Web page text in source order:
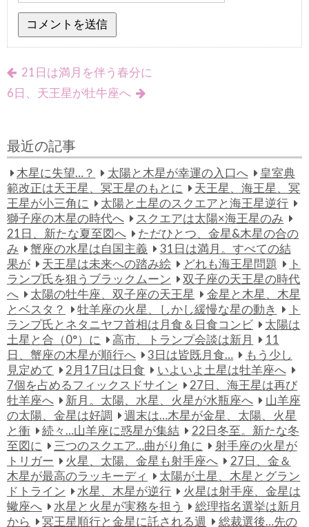
21日は満月を伴う春分に
6日、天王星が牡牛座へ
最近の記事
木星に失望…？ 太陽と木星が幸運の入口へ
皇室典
範改正は天王星、冥王星のもとに
天王星、海王星、冥
王星が小三角に
太陽と土星のスクエアと海王星逆行
獅子座の木星の時代へ
スクエアは太陽×海王星のみ
21日、新たな夏至図へ
ただひとつ、金星&木星の合の
み
蟹座の水星は自国主義
31日は満月。すべての結
果が
天王星は未来への踏み絵 どれも海王星問題
ト
ランプ氏を狙うブラックムーン
双子座の天王星の時代
へ
太陽の牡牛座、双子座の天王星
金星と木星、木星
とベスタ？
牡羊座の火星、しかし緩慢な星の動き
ト
ランプ氏とネタニヤフ首相は月食＆日食コンビ
太陽は
土星と合（0°）に
高市、トランプ会談は新月
11
日、蟹座の木星が順行へ
3日は皆既月食…
もう少し
見定めて
2月17日は日食
いよいよ土星は牡羊座へ
7個を占めるフィックスドサイン
27日、海王星は再び
牡羊座へ
新月。太陽、水星、火星が水瓶座へ
山羊座
の太陽、金星は好調
週末は…木星が金星、太陽、火星
と衝
続々…山羊座に惑星が集結
22日冬至。新たな冬
至図に
三つのスクエア…曲がり角に
射手座の火星が
トリガー
火星、太陽、金星も射手座へ
27日、金＆
木星が最高のラッキーディ
太陽が土星、木星とグラン
ドトライン
水星、木星が逆行
火星は射手座、金星は
蠍座へ
水星と火星が実務を担う
総理指名選挙は新月
から
冥王星順行と金星に託される週
総裁選後…先の